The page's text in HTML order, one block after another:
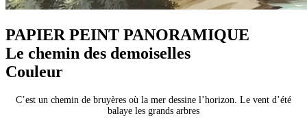
PAPIER PEINT PANORAMIQUE
Le chemin des demoiselles
Couleur
C’est un chemin de bruyères où la mer dessine l’horizon. Le vent d’été
balaye les grands arbres